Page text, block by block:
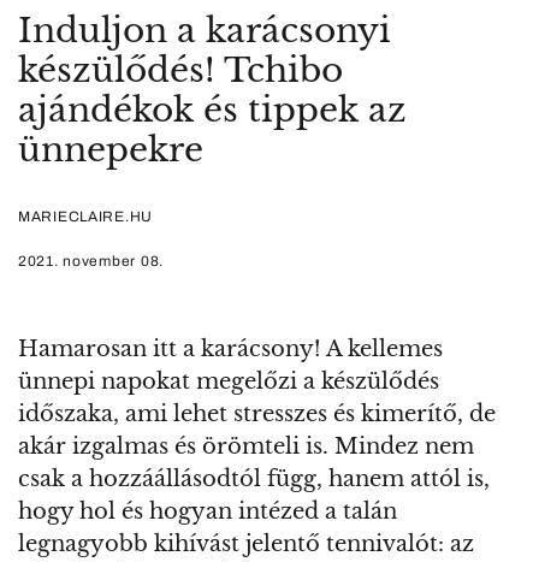
Induljon a karácsonyi
készülődés! Tchibo
ajándékok és tippek az
ünnepekre
MARIECLAIRE.HU
2021. november 08.
Hamarosan itt a karácsony! A kellemes
ünnepi napokat megelőzi a készülődés
időszaka, ami lehet stresszes és kimerítő, de
akár izgalmas és örömteli is. Mindez nem
csak a hozzáállásodtól függ, hanem attól is,
hogy hol és hogyan intézed a talán
legnagyobb kihívást jelentő tennivalót: az